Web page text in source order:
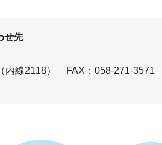
せ先
線2118）
FAX：058-271-3571